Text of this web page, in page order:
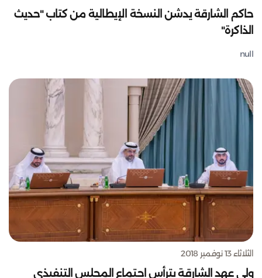
حاكم الشارقة يدشن النسخة الإيطالية من كتاب "حديث
الذاكرة"
null
الثلاثاء 13 نوفمبر 2018
ولي عهد الشارقة يترأس اجتماع المجلس التنفيذي